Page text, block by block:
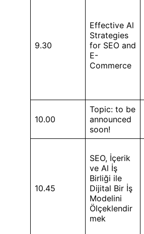
9.30
Effective Al
Strategies
for SEO and
E-
Commerce
10.00
Topic: to be
announced
soon!
10.45
SEO, İçerik
ve Al İş
Birliği ile
Dijital Bir İş
Modelini
Ölçeklendir
mek